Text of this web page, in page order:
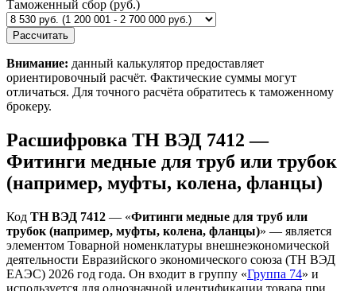
Таможенный сбор (руб.)
Рассчитать
Внимание: данный калькулятор предоставляет
ориентировочный расчёт. Фактические суммы могут
отличаться. Для точного расчёта обратитесь к таможенному
брокеру.
Расшифровка ТН ВЭД 7412 —
Фитинги медные для труб или трубок
(например, муфты, колена, фланцы)
Код ТН ВЭД 7412 — «Фитинги медные для труб или
трубок (например, муфты, колена, фланцы)» — является
элементом Товарной номенклатуры внешнеэкономической
деятельности Евразийского экономического союза (ТН ВЭД
ЕАЭС) 2026 год года. Он входит в группу «Группа 74» и